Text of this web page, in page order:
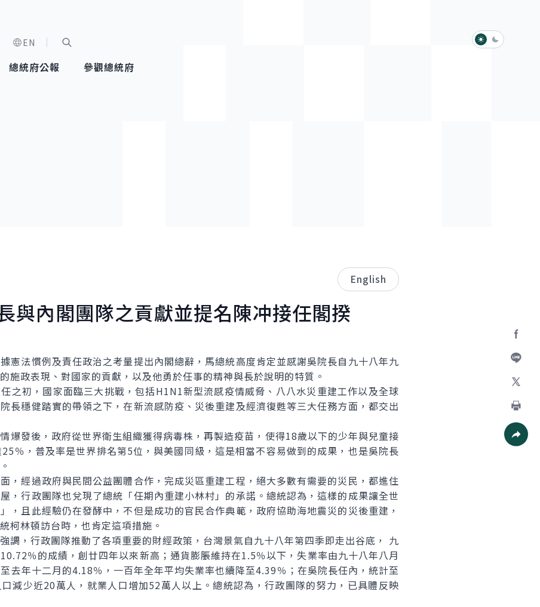
級選單
EN
總統府公報 參觀總統府
淺色模式
深色模式
加入好
列印
English
與內閣團隊之貢獻並提名陳冲接任閣揆
法慣例及責任政治之考量提出內閣總辭，馬總統高度肯定並感謝吳院長自九十八年九
施政表現、對國家的貢獻，以及他勇於任事的精神與長於說明的特質。
初，國家面臨三大挑戰，包括H1N1新型流感疫情威脅、八八水災重建工作以及全球
長穩健踏實的帶領之下，在新流感防疫、災後重建及經濟復甦等三大任務方面，都交出
發後，政府從世界衛生組織獲得病毒株，再製造疫苗，使得18歲以下的少年與兒童接
％，普及率是世界排名第5位，與美國同級，這是相當不容易做到的成果，也是吳院長
經過政府與民間公益團體合作，完成災區重建工程，絕大多數有需要的災民，都進住
，行政團隊也兌現了總統「任期內重建小林村」的承諾。總統認為，這樣的成果讓全世
，且此經驗仍在發酵中，不但是成功的官民合作典範，政府協助海地震災的災後重建，
柯林頓訪台時，也肯定這項措施。
，行政團隊推動了各項重要的財經政策，台灣景氣自九十八年第四季即走出谷底， 九
％的成績，創廿四年以來新高；通貨膨脹維持在1.5％以下，失業率由九十八年八月
去年十二月的4.18％，一百年全年平均失業率也續降至4.39％；在吳院長任內，統計至
減少近20萬人，就業人口增加52萬人以上。總統認為，行政團隊的努力，已具體反映